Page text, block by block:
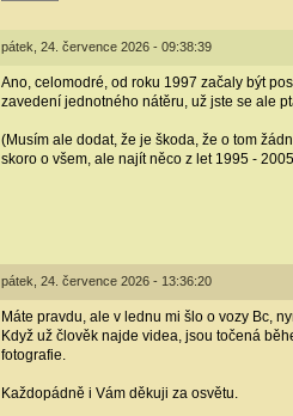
pátek, 24. července 2026 - 09:38:39
Ano, celomodré, od roku 1997 začaly být
zavedení jednotného nátěru, už jste se ale
(Musím ale dodat, že je škoda, že o tom
skoro o všem, ale najít něco z let 1995 -
pátek, 24. července 2026 - 13:36:20
Máte pravdu, ale v lednu mi šlo o vozy Bc,
Když už člověk najde videa, jsou točená
fotografie.
Každopádně i Vám děkuji za osvětu.